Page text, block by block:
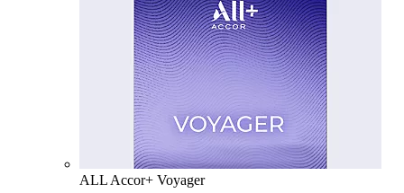
ALL Accor+ Voyager